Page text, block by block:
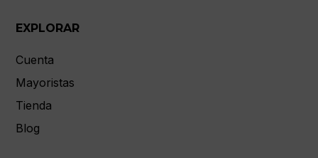
EXPLORAR
Cuenta
Mayoristas
Tienda
Blog